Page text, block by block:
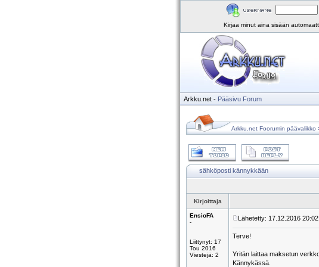
Kirjaa minut aina sisään
Arkku.net - Pääsivu Forum
Arkku.net Foorumin päävalikko
sähköposti kännykkään
Kirjoittaja
EnsioFA
-
Liittynyt: 17
Tou 2016
Viestejä: 2
Lähetetty: 17.12.2016 20:02
Terve!
Yritän laittaa maksetun
Kännykässä.